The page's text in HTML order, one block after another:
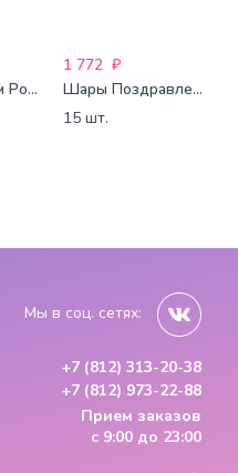
Шары С Днем Рождения (мишки и тортики)
1 772 ₽
Шары Поздравления
15 шт.
Мы в соц. сетях:
+7 (812) 313-20-38
+7 (812) 973-22-88
Прием заказов
с 9:00 до 23:00